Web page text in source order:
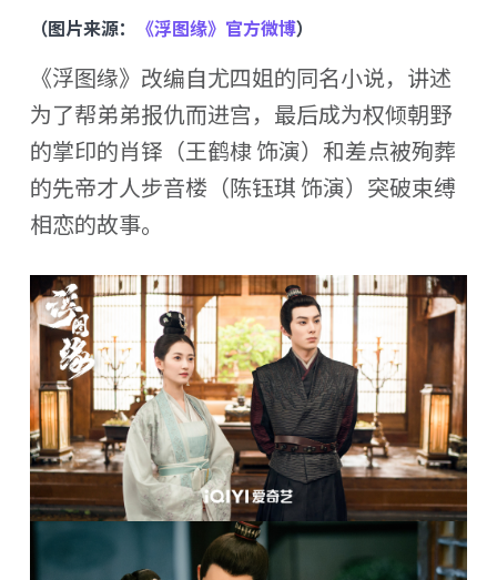
（图片来源： 《浮图缘》官方微博）
《浮图缘》改编自尤四姐的同名小说，讲述
为了帮弟弟报仇而进宫，最后成为权倾朝野
的掌印的肖铎（王鹤棣 饰演）和差点被殉葬
的先帝才人步音楼（陈钰琪 饰演）突破束缚
相恋的故事。